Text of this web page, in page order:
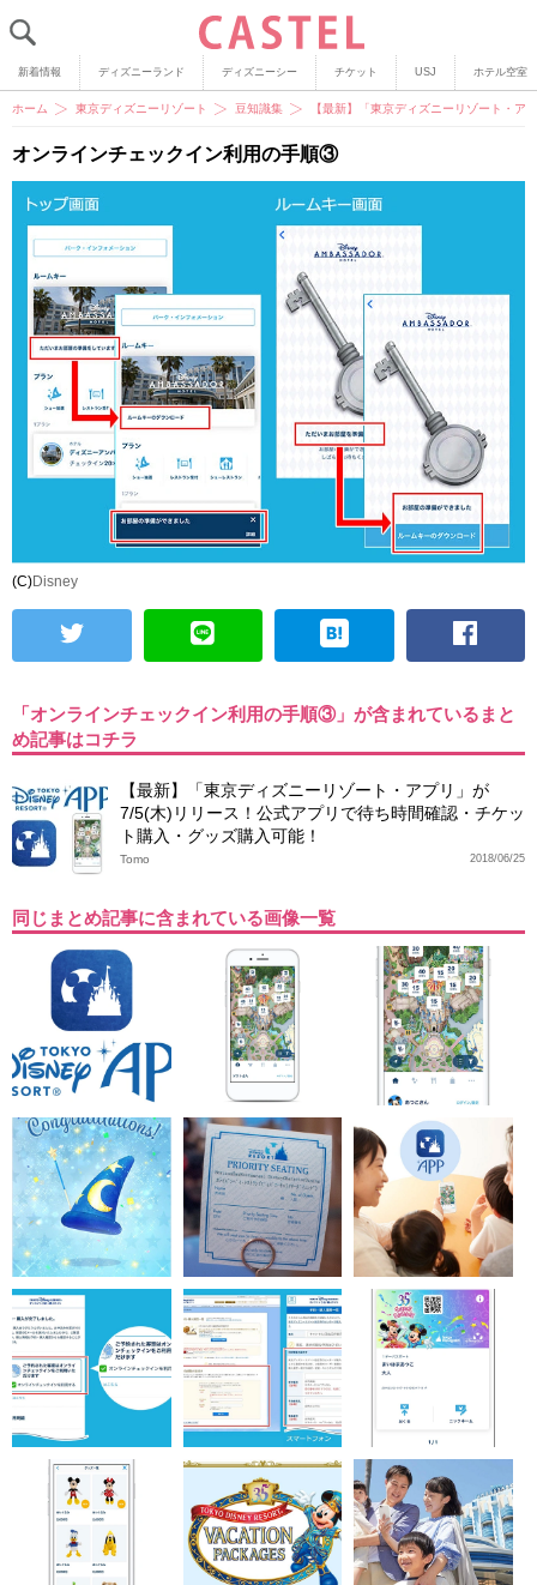
新着情報 ディズニーランド ディズニーシー チケット USJ ホテル空室
ホーム 東京ディズニーリゾート 豆知識集 【最新】「東京ディズニーリゾート・
オンラインチェックイン利用の手順③
(C)Disney
「オンラインチェックイン利用の手順③」が含まれているまと
め記事はコチラ
【最新】「東京ディズニーリゾート・アプリ」が
7/5(木)リリース！公式アプリで待ち時間確認・チケッ
ト購入・グッズ購入可能！
2018/06/25
Tomo
同じまとめ記事に含まれている画像一覧